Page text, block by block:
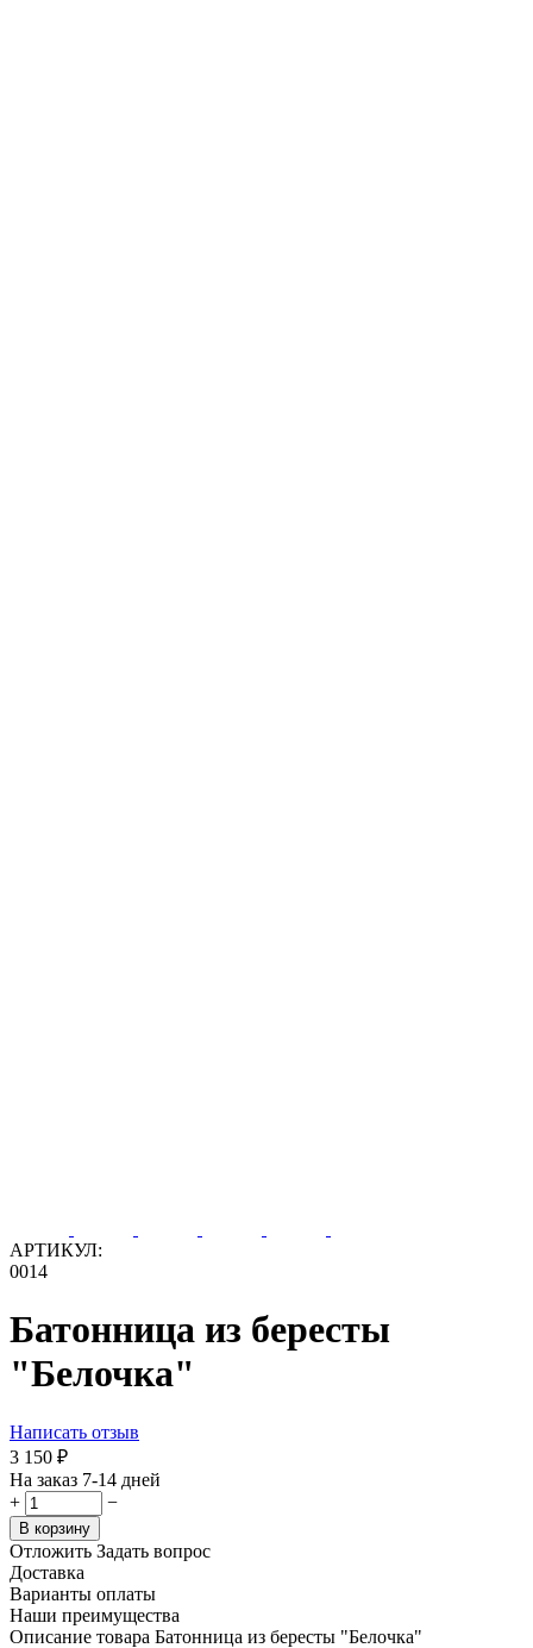
АРТИКУЛ:
0014
Батонница из бересты
"Белочка"
Написать отзыв
3 150 ₽
На заказ 7-14 дней
+
−
В корзину
Отложить Задать вопрос
Доставка
Варианты оплаты
Наши преимущества
Описание товара Батонница из бересты "Белочка"